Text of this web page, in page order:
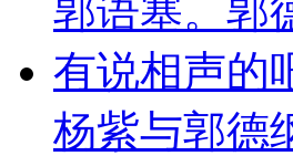
杨紫与郭德